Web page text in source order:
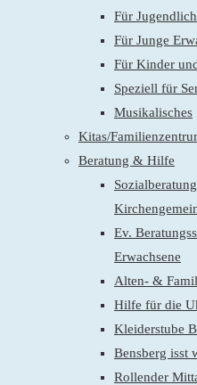
Für
Für Junge
Für Kinder
Speziell für
Musikalisches
Kitas/
Beratung & Hilfe
Ev.
Erwachsene
Alten- &
Hilfe für die
Kleiderstube
Bensberg isst
Rollender